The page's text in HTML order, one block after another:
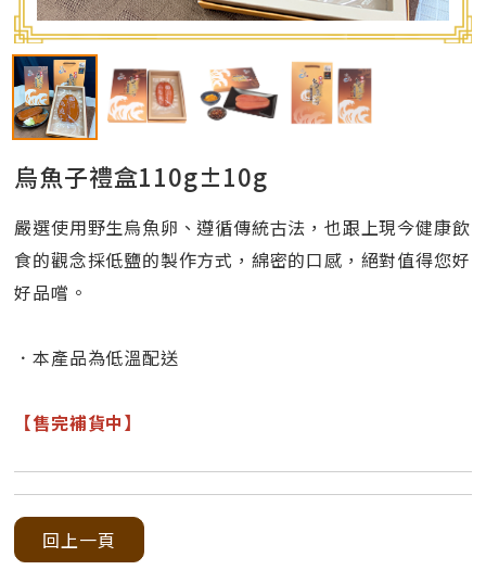
烏魚子禮盒110g±10g
嚴選使用野生烏魚卵、遵循傳統古法，也跟上現今健康飲
食的觀念採低鹽的製作方式，綿密的口感，絕對值得您好
好品嚐。
．本產品為低溫配送
【售完補貨中】
回上一頁